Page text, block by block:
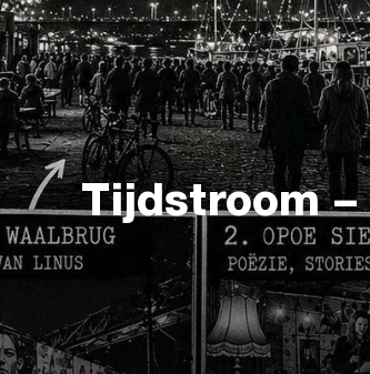
Tijdstroom –